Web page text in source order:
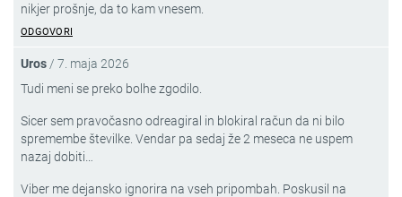
nikjer prošnje, da to kam vnesem.
ODGOVORI
Uros / 7. maja 2026
Tudi meni se preko bolhe zgodilo.
Sicer sem pravočasno odreagiral in blokiral račun da ni bilo
spremembe številke. Vendar pa sedaj že 2 meseca ne uspem
nazaj dobiti…
Viber me dejansko ignorira na vseh pripombah. Poskusil na